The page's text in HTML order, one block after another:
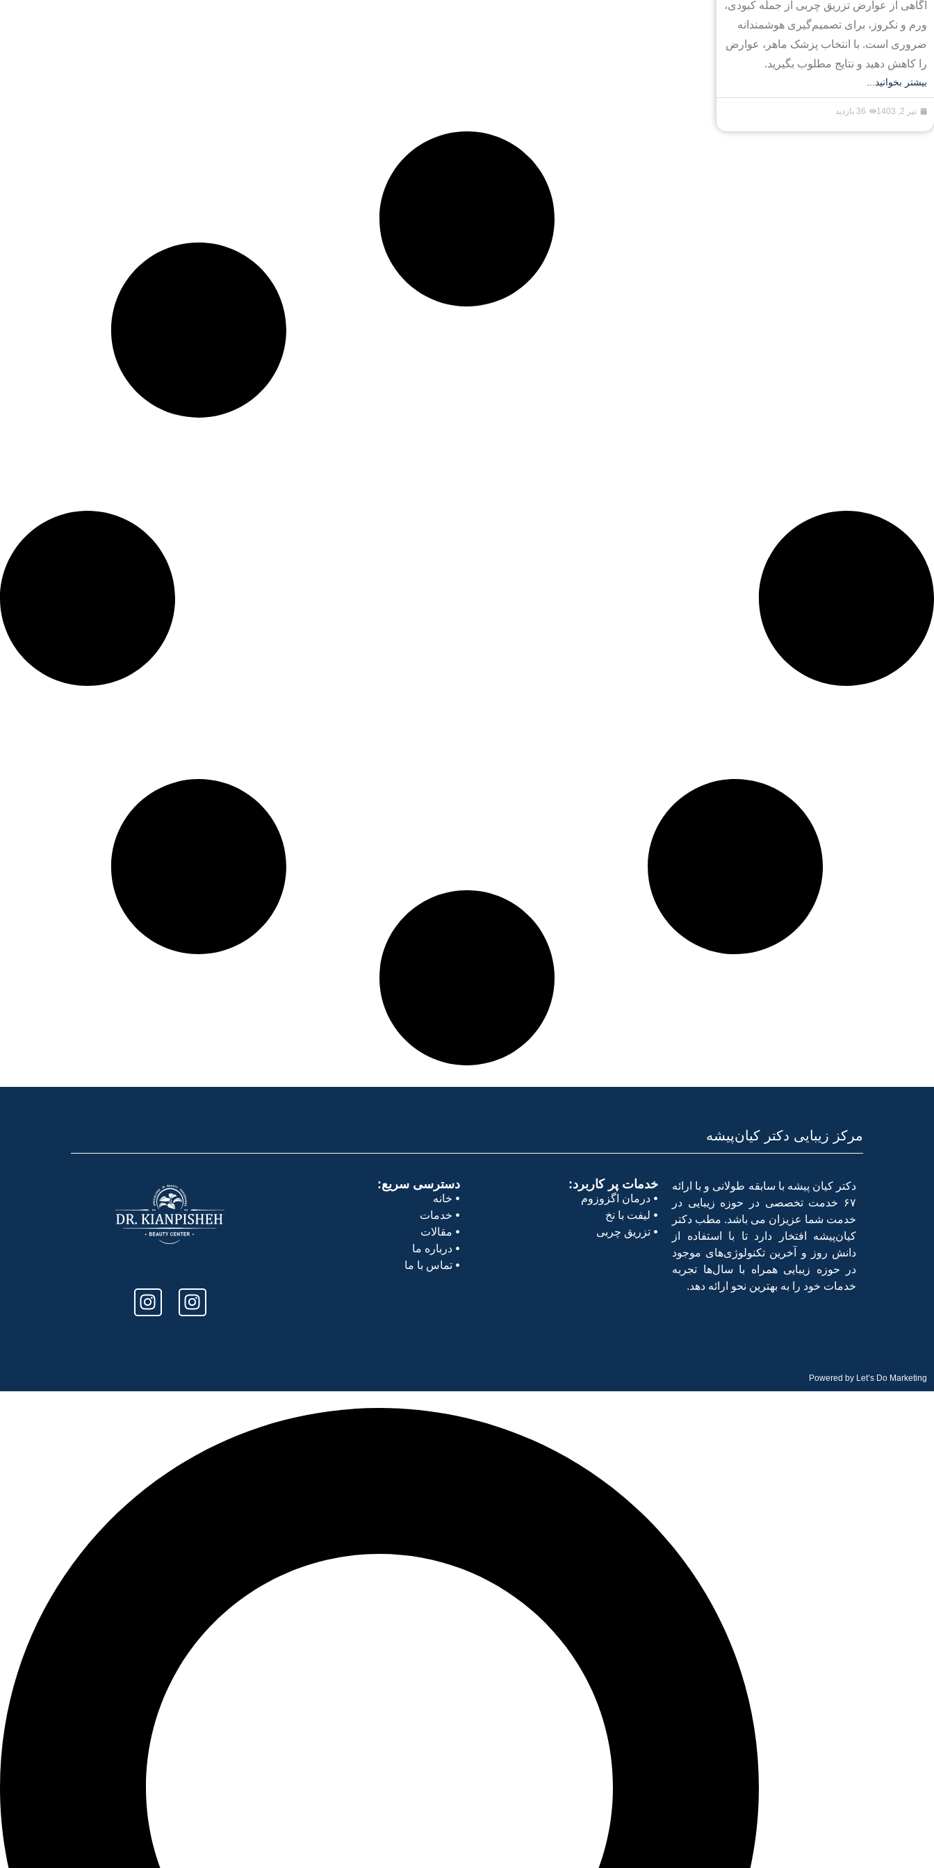
آگاهی از عوارض تزریق چربی از جمله کبودی،
ورم و نکروز، برای تصمیم‌گیری هوشمندانه
ضروری است. با انتخاب پزشک ماهر، عوارض
را کاهش دهید و نتایج مطلوب بگیرید.
بیشتر بخوانید...
تیر 2, 1403 36 بازدید
مرکز زیبایی دکتر کیان‌پیشه
دکتر کیان پیشه با سابقه طولانی و با ارائه
۶۷ خدمت تخصصی در حوزه زیبایی در
خدمت شما عزیزان می باشد. مطب دکتر
کیان‌پیشه افتخار دارد تا با استفاده از
دانش روز و آخرین تکنولوژی‌های موجود
در حوزه زیبایی همراه با سال‌ها تجربه
خدمات خود را به بهترین نحو ارائه دهد.
خدمات پر کاربرد:
درمان اگزوزوم
لیفت با نخ
تزریق چربی
دسترسی سریع:
خانه
خدمات
مقالات
درباره ما
تماس با ما
Powered by Let’s Do Marketing